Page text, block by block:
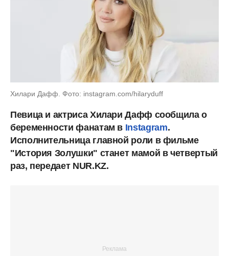
Хилари Дафф. Фото: instagram.com/hilaryduff
Певица и актриса Хилари Дафф сообщила о
беременности фанатам в Instagram.
Исполнительница главной роли в фильме
"История Золушки" станет мамой в четвертый
раз, передает NUR.KZ.